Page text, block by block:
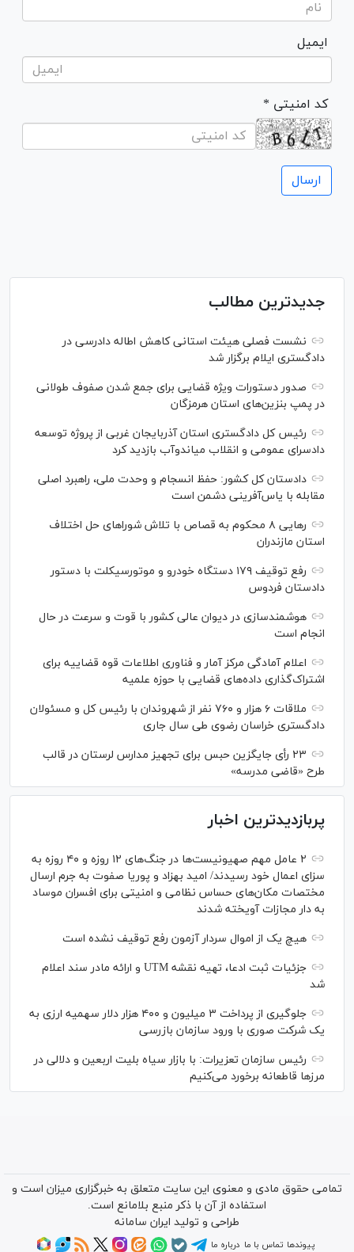
ایمیل
* کد امنیتی
جدیدترین مطالب
نشست فصلی هیئت استانی کاهش اطاله دادرسی در
دادگستری ایلام برگزار شد
صدور دستورات ویژه قضایی برای جمع شدن صفوف طولانی
در پمپ بنزین‌های استان هرمزگان
رئیس کل دادگستری استان آذربایجان غربی از پروژه توسعه
دادسرای عمومی و انقلاب میاندوآب بازدید کرد
دادستان کل کشور: حفظ انسجام و وحدت ملی، راهبرد اصلی
مقابله با یاس‌آفرینی دشمن است
رهایی ۸ محکوم به قصاص با تلاش شورا‌های حل اختلاف
استان مازندران
رفع توقیف ۱۷۹ دستگاه خودرو و موتورسیکلت با دستور
دادستان فردوس
هوشمندسازی در دیوان عالی کشور با قوت و سرعت در حال
انجام است
اعلام آمادگی مرکز آمار و فناوری اطلاعات قوه قضاییه برای
اشتراک‌گذاری داده‌های قضایی با حوزه علمیه
ملاقات ۶ هزار و ۷۶۰ نفر از شهروندان با رئیس کل و مسئولان
دادگستری خراسان رضوی طی سال جاری
۲۳ رأی جایگزین حبس برای تجهیز مدارس لرستان در قالب
طرح «قاضی مدرسه»
پربازدیدترین اخبار
۲ عامل مهم صهیونیست‌ها در جنگ‌های ۱۲ روزه و ۴۰ روزه به
سزای اعمال خود رسیدند/ امید بهزاد و پوریا صفوت به جرم ارسال
مختصات مکان‌های حساس نظامی و امنیتی برای افسران موساد
به دار مجازات آویخته شدند
هیچ یک از اموال سردار آزمون رفع توقیف نشده است
جزئیات ثبت ادعا، تهیه نقشه UTM و ارائه مادر سند اعلام
شد
جلوگیری از پرداخت ۳ میلیون و ۴۰۰ هزار دلار سهمیه ارزی به
یک شرکت صوری با ورود سازمان بازرسی
رئیس سازمان تعزیرات: با بازار سیاه بلیت اربعین و دلالی در
مرز‌ها قاطعانه برخورد می‌کنیم
تمامی حقوق مادی و معنوی این سایت متعلق به خبرگزاری میزان است و
استفاده از آن با ذکر منبع بلامانع است.
طراحی و تولید ایران سامانه
پیوندها تماس با ما درباره ما